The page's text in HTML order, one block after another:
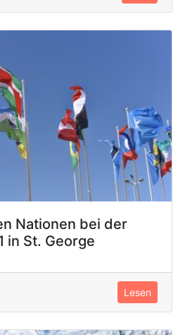
Nationen bei der
in St. George
Lesen